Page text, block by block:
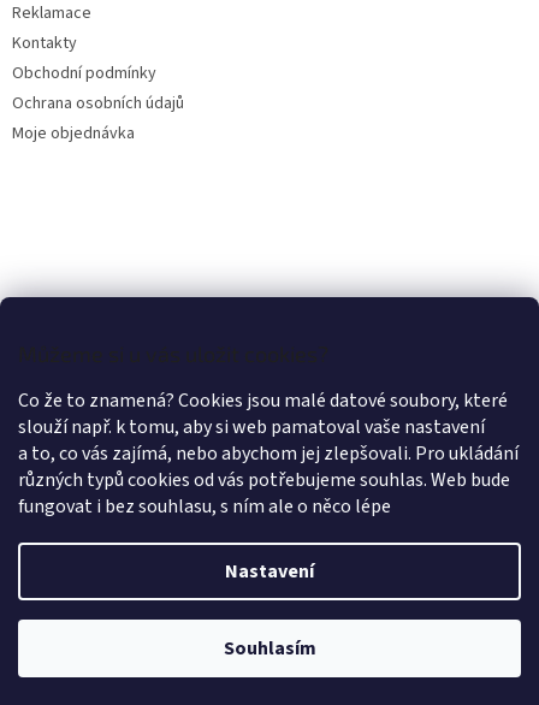
Můžeme si u vás uložit cookies?
Co že to znamená? Cookies jsou malé datové soubory, které
slouží např. k tomu, aby si web pamatoval vaše nastavení
a to, co vás zajímá, nebo abychom jej zlepšovali. Pro ukládání
různých typů cookies od vás potřebujeme souhlas. Web bude
fungovat i bez souhlasu, s ním ale o něco lépe
Nastavení
Souhlasím
Reklamace
Kontakty
Obchodní podmínky
Ochrana osobních údajů
Moje objednávka
Vytvořil Shoptet
LÁTKY OLEX PRAHA. Všechna práva vyhrazena.